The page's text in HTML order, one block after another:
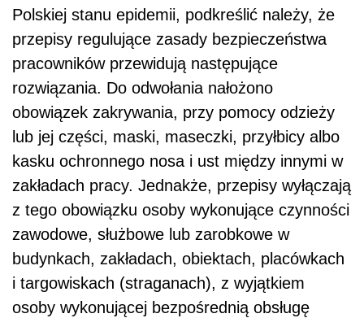
Polskiej stanu epidemii, podkreślić należy, że
przepisy regulujące zasady bezpieczeństwa
pracowników przewidują następujące
rozwiązania. Do odwołania nałożono
obowiązek zakrywania, przy pomocy odzieży
lub jej części, maski, maseczki, przyłbicy albo
kasku ochronnego nosa i ust między innymi w
zakładach pracy. Jednakże, przepisy wyłączają
z tego obowiązku osoby wykonujące czynności
zawodowe, służbowe lub zarobkowe w
budynkach, zakładach, obiektach, placówkach
i targowiskach (straganach), z wyjątkiem
osoby wykonującej bezpośrednią obsługę